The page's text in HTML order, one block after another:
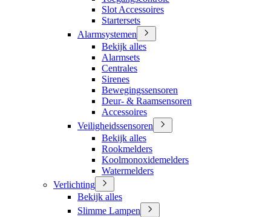
Slot Accessoires
Startersets
Alarmsystemen
Bekijk alles
Alarmsets
Centrales
Sirenes
Bewegingssensoren
Deur- & Raamsensoren
Accessoires
Veiligheidssensoren
Bekijk alles
Rookmelders
Koolmonoxidemelders
Watermelders
Verlichting
Bekijk alles
Slimme Lampen